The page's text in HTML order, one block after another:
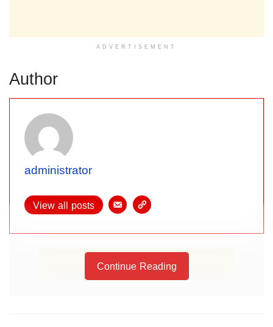
ADVERTISEMENT
Author
administrator
View all posts
Continue Reading